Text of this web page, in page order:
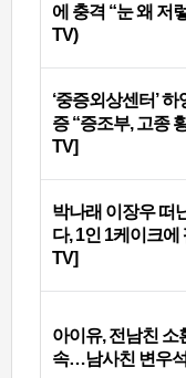
에 충격 “눈 왜 저
TV)
‘중증외상센터’
증 “증조부, 고종
TV]
박나래 이장우 떠
다, 1인 1케이크에
TV]
아이유, 전남친 소
속…남사친 변우석